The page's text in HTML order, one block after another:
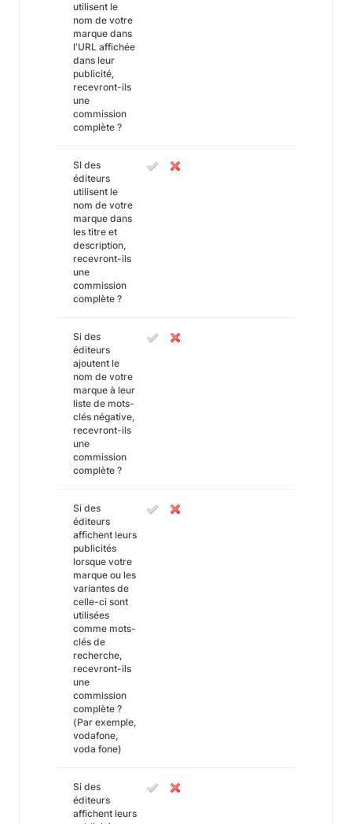
utilisent le
nom de votre
marque dans
l'URL affichée
dans leur
publicité,
recevront-ils
une
commission
complète ?
SI des
éditeurs
utilisent le
nom de votre
marque dans
les titre et
description,
recevront-ils
une
commission
complète ?
Si des
éditeurs
ajoutent le
nom de votre
marque à leur
liste de mots-
clés négative,
recevront-ils
une
commission
complète ?
Si des
éditeurs
affichent leurs
publicités
lorsque votre
marque ou les
variantes de
celle-ci sont
utilisées
comme mots-
clés de
recherche,
recevront-ils
une
commission
complète ?
(Par exemple,
vodafone,
voda fone)
Si des
éditeurs
affichent leurs